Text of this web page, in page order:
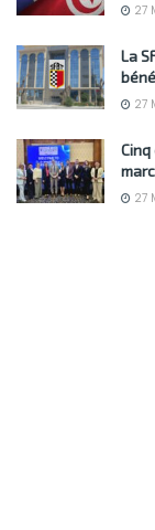
27
La
27
27